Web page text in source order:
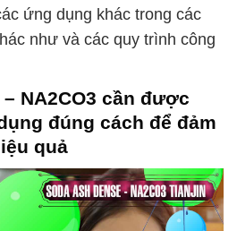
ứng dụng khác trong các
như và các quy trình công
NA2CO3 cần được
đúng cách để đảm
quả